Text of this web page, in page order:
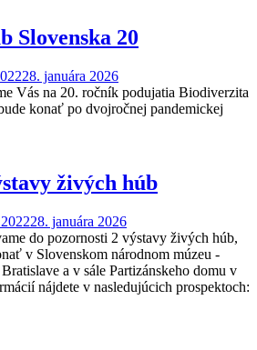
Slovenska 20
28. januára 2026
Vás na 20. ročník podujatia Biodiverzita
konať po dvojročnej pandemickej
živých húb
28. januára 2026
do pozornosti 2 výstavy živých húb,
v Slovenskom národnom múzeu -
a v sále Partizánskeho domu v
nájdete v nasledujúcich prospektoch: